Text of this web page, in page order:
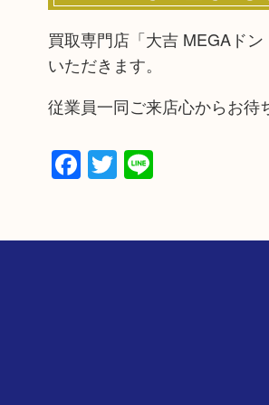
買取専門店「大吉 MEGAド
いただきます。
従業員一同ご来店心からお待
Facebook
Twitter
Line